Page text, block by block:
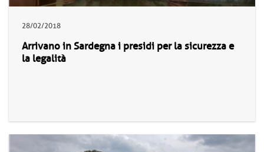
28/02/2018
Arrivano in Sardegna i presidi per la sicurezza e
la legalità